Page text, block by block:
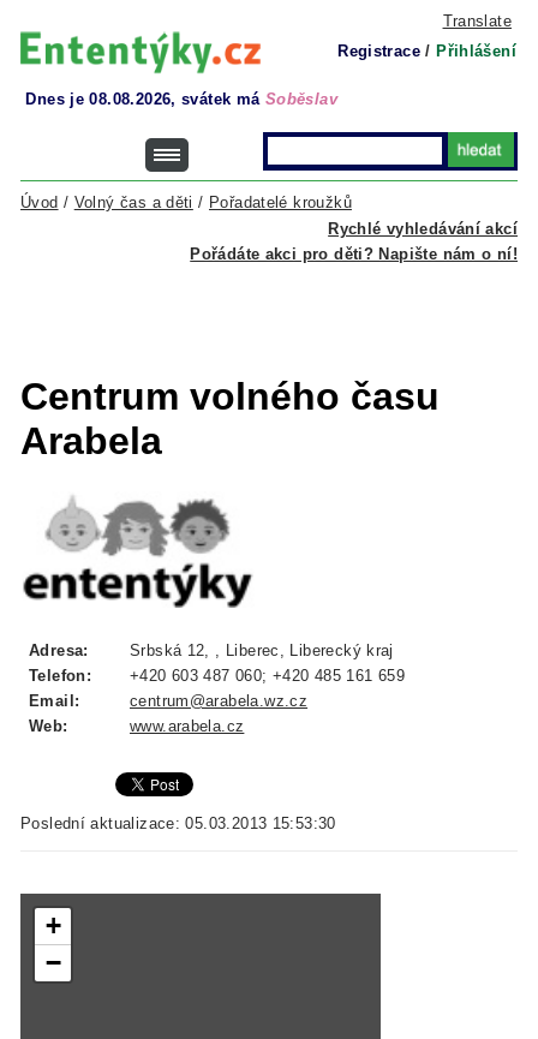
Translate
Registrace / Přihlášení
Dnes je 08.08.2026, svátek má Soběslav
Rychlé vyhledávání akcí
Úvod / Volný čas a děti / Pořadatelé kroužků
Pořádáte akci pro děti? Napište nám o ní!
Centrum volného času
Arabela
Adresa:
Srbská 12, , Liberec, Liberecký kraj
Telefon:
+420 603 487 060; +420 485 161 659
Email:
centrum@arabela.wz.cz
Web:
www.arabela.cz
Poslední aktualizace: 05.03.2013 15:53:30
+
−